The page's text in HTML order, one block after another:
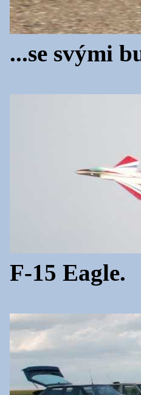
...se svými
F-15 Eagle.